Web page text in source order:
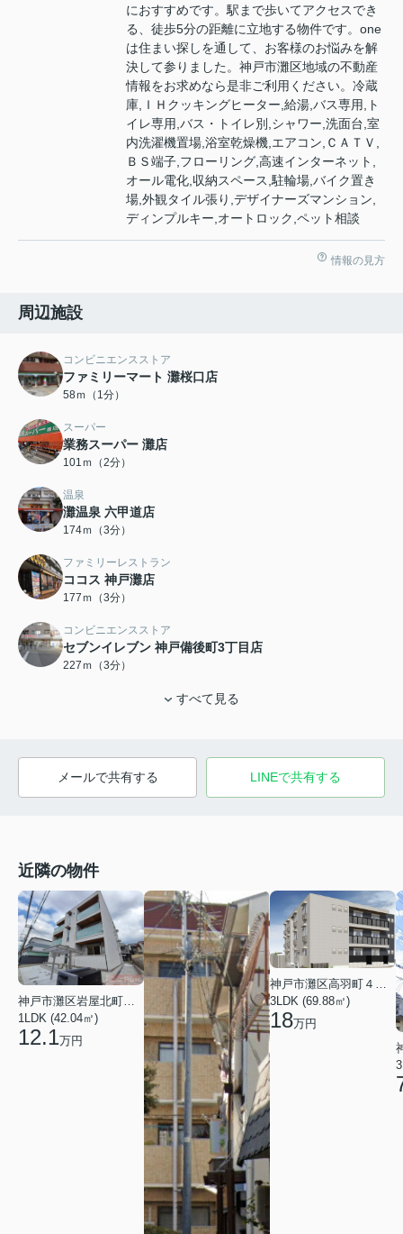
におすすめです。駅まで歩いてアクセスでき
る、徒歩5分の距離に立地する物件です。one
は住まい探しを通して、お客様のお悩みを解
決して参りました。神戸市灘区地域の不動産
情報をお求めなら是非ご利用ください。冷蔵
庫,ＩＨクッキングヒーター,給湯,バス専用,ト
イレ専用,バス・トイレ別,シャワー,洗面台,室
内洗濯機置場,浴室乾燥機,エアコン,ＣＡＴＶ,
ＢＳ端子,フローリング,高速インターネット,
オール電化,収納スペース,駐輪場,バイク置き
場,外観タイル張り,デザイナーズマンション,
ディンプルキー,オートロック,ペット相談
情報の見方
周辺施設
コンビニエンスストア
ファミリーマート 灘桜口店
58ｍ（1分）
スーパー
業務スーパー 灘店
101ｍ（2分）
温泉
灘温泉 六甲道店
174ｍ（3分）
ファミリーレストラン
ココス 神戸灘店
177ｍ（3分）
コンビニエンスストア
セブンイレブン 神戸備後町3丁目店
227ｍ（3分）
すべて見る
メールで共有する LINEで共有する
近隣の物件
神戸市灘区岩屋北町２丁目
1LDK (42.04㎡)
12.1万円
神戸市灘区高羽町４丁目
3LDK (69.88㎡)
18万円